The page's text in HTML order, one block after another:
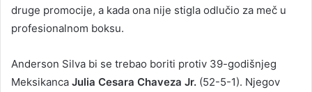
druge promocije, a kada ona nije stigla odlučio za meč u
profesionalnom boksu.
Anderson Silva bi se trebao boriti protiv 39-godišnjeg
Meksikanca Julia Cesara Chaveza Jr. (52-5-1). Njegov